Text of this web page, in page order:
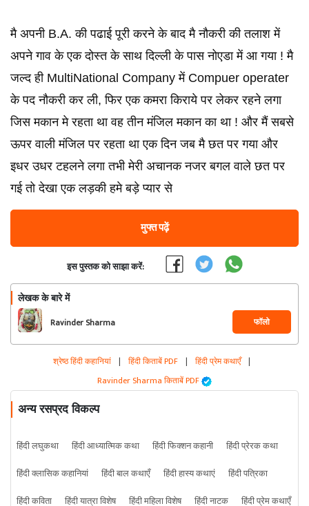
मै अपनी B.A. की पढाई पूरी करने के बाद मै नौकरी की तलाश में
अपने गाव के एक दोस्त के साथ दिल्ली के पास नोएडा में आ गया ! मै
जल्द ही MultiNational Company में Compuer operater
के पद नौकरी कर ली, फिर एक कमरा किराये पर लेकर रहने लगा
जिस मकान मे रहता था वह तीन मंजिल मकान का था ! और मैं सबसे
ऊपर वाली मंजिल पर रहता था एक दिन जब मै छत पर गया और
इधर उधर टहलने लगा तभी मेरी अचानक नजर बगल वाले छत पर
गई तो देखा एक लड़की हमे बड़े प्यार से
मुफ्त पढ़ें
इस पुस्तक को साझा करें:
लेखक के बारे में
Ravinder Sharma फॉलो
श्रेष्ठ हिंदी कहानियां | हिंदी किताबें PDF | हिंदी प्रेम कथाएँ |
Ravinder Sharma किताबें PDF
अन्य रसप्रद विकल्प
हिंदी लघुकथा हिंदी आध्यात्मिक कथा हिंदी फिक्शन कहानी
हिंदी प्रेरक कथा
हिंदी क्लासिक कहानियां
हिंदी बाल कथाएँ हिंदी हास्य कथाएं
हिंदी पत्रिका
हिंदी कविता
हिंदी यात्रा विशेष हिंदी महिला विशेष हिंदी नाटक हिंदी प्रेम कथाएँ